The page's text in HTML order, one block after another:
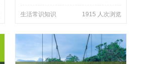
生活常识知识 1915 人次浏览